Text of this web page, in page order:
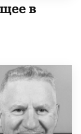
в